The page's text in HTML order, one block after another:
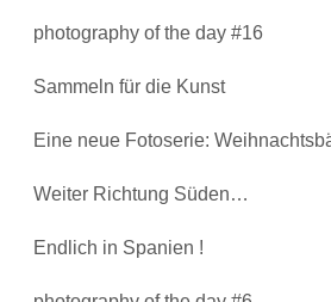
photography of the day #16
Sammeln für die Kunst
Eine neue Fotoserie:
Weiter Richtung Süden…
Endlich in Spanien !